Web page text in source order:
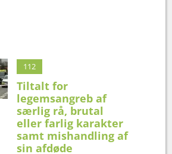
112
Tiltalt for
legemsangreb af
særlig rå, brutal
eller farlig karakter
samt mishandling af
sin afdøde